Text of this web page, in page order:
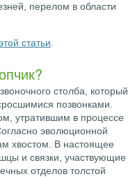
перелом в области
статьи.
столба, который
позвонками.
утратившим в процессе
эволюционной
хвостом. В настоящее
и связки, участвующие
отделов толстой